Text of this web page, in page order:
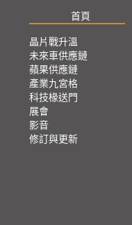
首頁
晶片戰升溫
未來車供應鏈
蘋果供應鏈
產業九宮格
科技椽送門
展會
影音
修訂與更新